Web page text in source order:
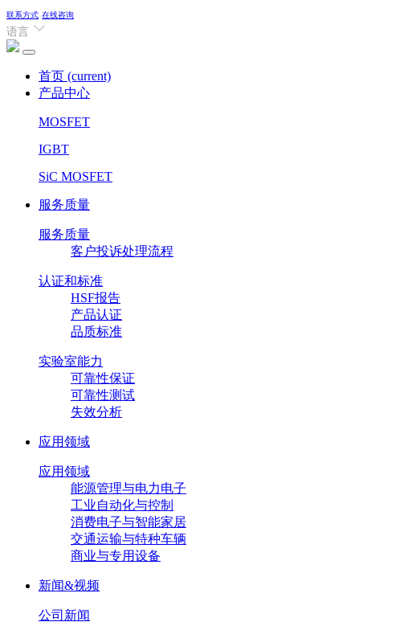
联系方式 在线咨询
语言
首页 (current)
产品中心
MOSFET
IGBT
SiC MOSFET
服务质量
服务质量
客户投诉处理流程
认证和标准
HSF报告
产品认证
品质标准
实验室能力
可靠性保证
可靠性测试
失效分析
应用领域
应用领域
能源管理与电力电子
工业自动化与控制
消费电子与智能家居
交通运输与特种车辆
商业与专用设备
新闻&视频
公司新闻